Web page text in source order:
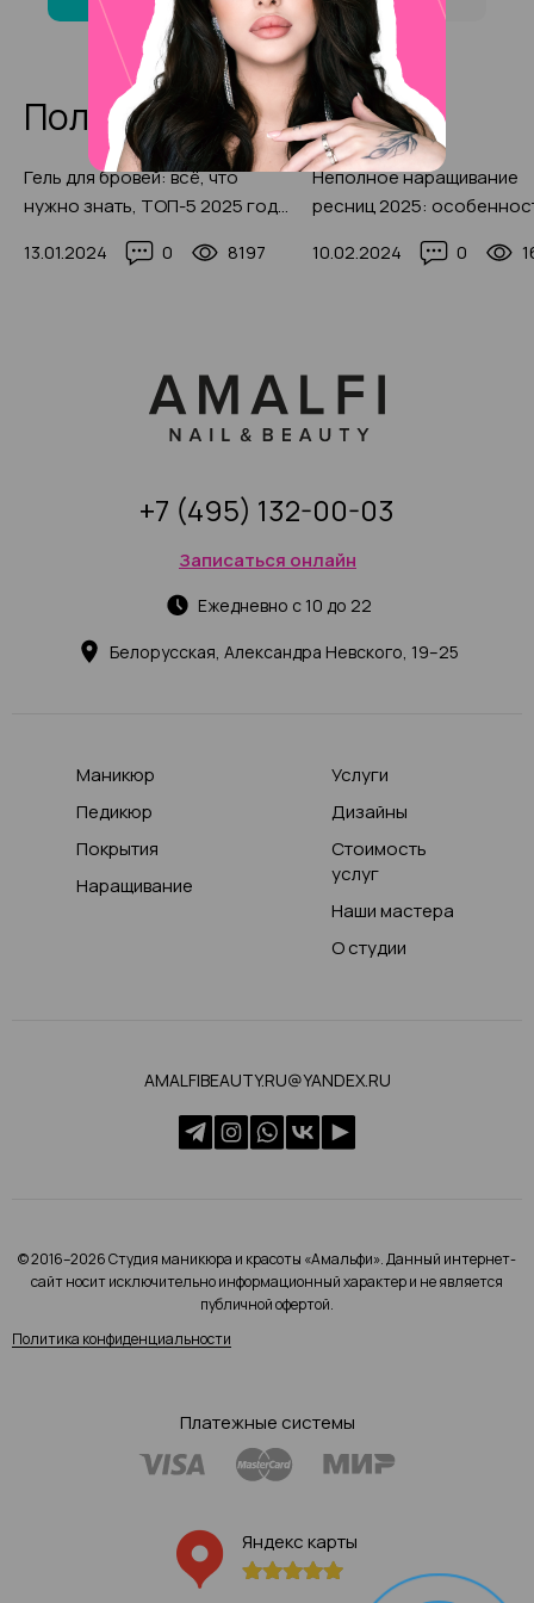
Полезные статьи
Гель для бровей: всё, что
нужно знать, ТОП-5 2025 года
13.01.2024 0 8197
Неполное наращивание
ресниц 2025:
после
10.02.2024 0
Белорусская, Александра Невского, 19–25
Ежедневно с 10 до 22
Записаться онлайн
+7 (495) 132-00-03
Маникюр
Педикюр
Покрытия
Наращивание
Услуги
Дизайны
Стоимость
услуг
Наши мастера
О студии
AMALFIBEAUTY.RU@YANDEX.RU
© 2016–2026 Студия маникюра и красоты «Амальфи». Данный интернет-
сайт носит исключительно информационный характер и не является
публичной офертой.
Политика конфиденциальности
Платежные системы
Яндекс карты